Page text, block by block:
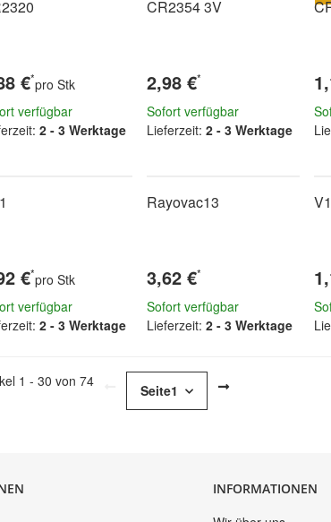
€*pro Stk
verfügbar
2 - 3 Werktage
CR2354 3V
2,98 €*
Sofort verfügbar
Lieferzeit: 2 - 3 Werktage
€*pro Stk
verfügbar
2 - 3 Werktage
Rayovac13
3,62 €*
Sofort verfügbar
Lieferzeit: 2 - 3 Werktage
1 - 30 von 74
Seite1
INFORMATIONEN